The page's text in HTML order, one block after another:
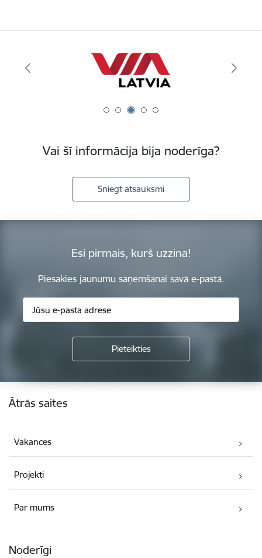
Vai šī informācija bija noderīga?
Sniegt atsauksmi
Esi pirmais, kurš uzzina!
Piesakies jaunumu saņemšanai savā e-pastā.
Kājene
Ātrās saites
Vakances
Projekti
Par mums
Noderīgi